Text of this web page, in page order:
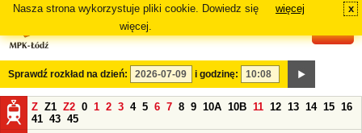
Nasza strona wykorzystuje pliki cookie. Dowiedz się
więcej.
więcej x
Sprawdź rozkład na dzień: i godzinę:
Z Z1 Z2 0 1 2 3 4 5 6 7 8 9 10A 10B 11 12 13 14 15 16
41 43 45